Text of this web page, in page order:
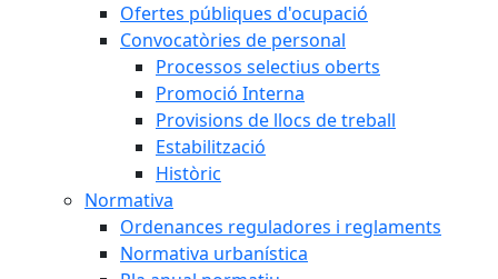
Ofertes públiques d'ocupació
Convocatòries de personal
Processos selectius oberts
Promoció Interna
Provisions de llocs de treball
Estabilització
Històric
Normativa
Ordenances reguladores i reglaments
Normativa urbanística